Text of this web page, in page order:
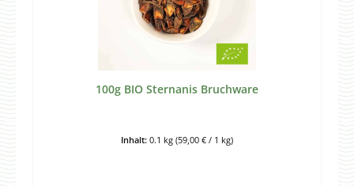
100g BIO Sternanis Bruchware
Inhalt: 0.1 kg (59,00 € / 1 kg)